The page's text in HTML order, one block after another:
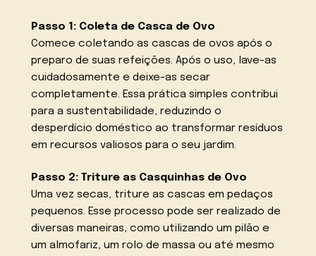
Passo 1: Coleta de Casca de Ovo
Comece coletando as cascas de ovos após o
preparo de suas refeições. Após o uso, lave-as
cuidadosamente e deixe-as secar
completamente. Essa prática simples contribui
para a sustentabilidade, reduzindo o
desperdício doméstico ao transformar resíduos
em recursos valiosos para o seu jardim.
Passo 2: Triture as Casquinhas de Ovo
Uma vez secas, triture as cascas em pedaços
pequenos. Esse processo pode ser realizado de
diversas maneiras, como utilizando um pilão e
um almofariz, um rolo de massa ou até mesmo